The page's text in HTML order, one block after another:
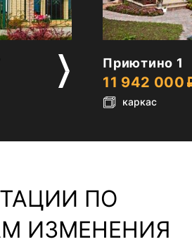
2
Приютино 1
11 942 000
каркас
ПО
ИЗМЕНЕНИЯ